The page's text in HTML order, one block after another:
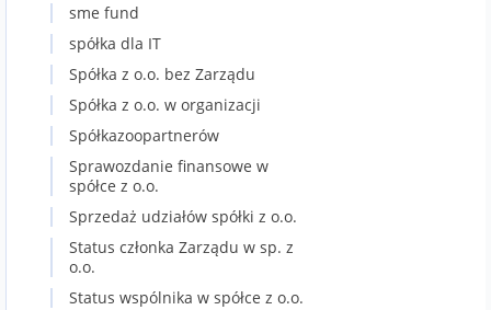
sme fund
spółka dla IT
Spółka z o.o. bez Zarządu
Spółka z o.o. w organizacji
Spółkazoopartnerów
Sprawozdanie finansowe w
spółce z o.o.
Sprzedaż udziałów spółki z o.o.
Status członka Zarządu w sp. z
o.o.
Status wspólnika w spółce z o.o.